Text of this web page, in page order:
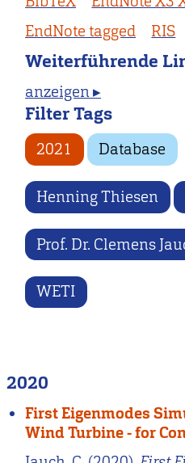
EndNote tagged
RIS
Weiterführende
anzeigen ▸
Filter Tags
2021 Database
Henning Thiesen
Prof. Dr. Clemens
WETI
2020
First Eigenmodes
Wind Turbine - for